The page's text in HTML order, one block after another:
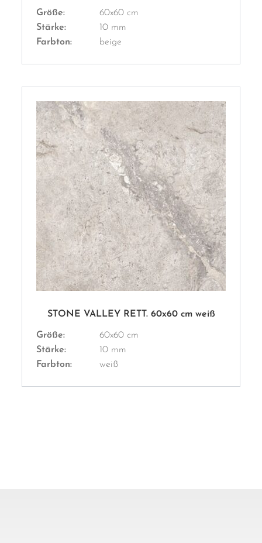
Größe:
60x60 cm
Stärke:
10 mm
Farbton:
beige
STONE VALLEY RETT. 60x60 cm weiß
Größe:
60x60 cm
Stärke:
10 mm
Farbton:
weiß